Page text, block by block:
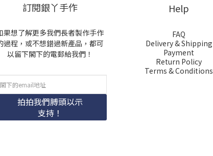
訂閱銀丫手作
果想了解更多我們長者製作手作
過程，或不想錯過新產品，都可
以留下閣下的電郵給我們！
拍拍我們膊頭以示
支持！
Help
FAQ
Delivery & Shipping
Payment
Return Policy
Terms & Conditions